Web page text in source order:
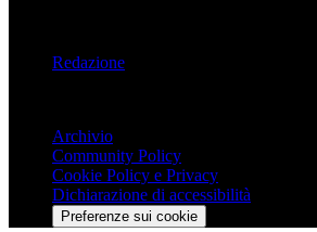
Redazione
Archivio
Community Policy
Cookie Policy e Privacy
Dichiarazione di accessibilità
Preferenze sui cookie